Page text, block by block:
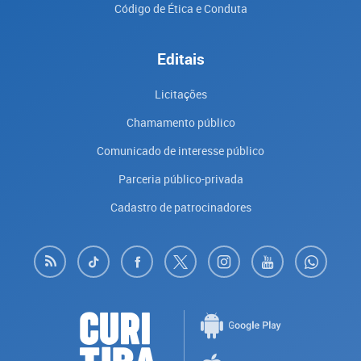
Código de Ética e Conduta
Editais
Licitações
Chamamento público
Comunicado de interesse público
Parceria público-privada
Cadastro de patrocinadores